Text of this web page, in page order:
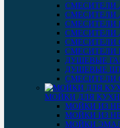
СМЕСИТЕЛИ
СМЕСИТЕЛИ
СМЕСИТЕЛИ
СМЕСИТЕЛИ
СМЕСИТЕЛИ
СМЕСИТЕЛИ
ДУШЕВЫЕ
ДУШЕВЫЕ
СМЕСИТЕЛИ
МОЙКИ ДЛЯ
МОЙКИ ИЗ
МОЙКИ ИЗ
МОЙКИ